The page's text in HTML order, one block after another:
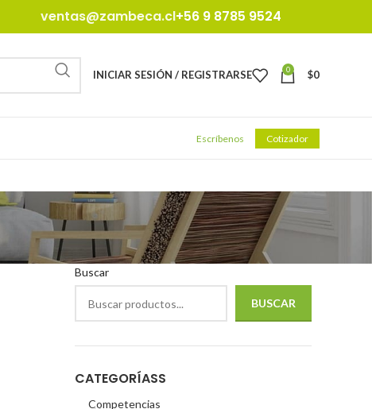
ventas@zambeca.cl+56 9 8785 9524
INICIAR SESIÓN / REGISTRARSE 0 $0
Escríbenos Cotizador
Buscar
BUSCAR
CATEGORÍASS
Competencias